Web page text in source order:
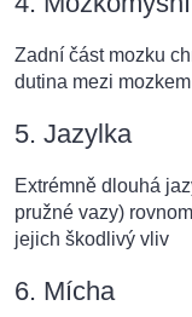
Zadní část mozku
dutina mezi
5. Jazylka
Extrémně dlouhá
pružné vazy)
jejich škodlivý vliv
6. Mícha